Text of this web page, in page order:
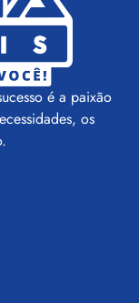
é a paixão
os